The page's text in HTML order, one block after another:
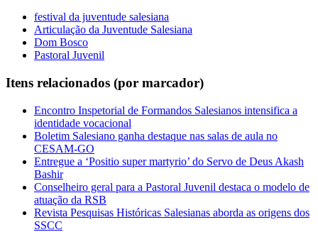
festival da juventude salesiana
Articulação da Juventude Salesiana
Dom Bosco
Pastoral Juvenil
Itens relacionados (por marcador)
Encontro Inspetorial de Formandos Salesianos intensifica a
identidade vocacional
Boletim Salesiano ganha destaque nas salas de aula no
CESAM-GO
Entregue a ‘Positio super martyrio’ do Servo de Deus Akash
Bashir
Conselheiro geral para a Pastoral Juvenil destaca o modelo de
atuação da RSB
Revista Pesquisas Históricas Salesianas aborda as origens dos
SSCC